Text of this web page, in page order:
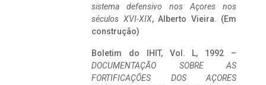
sistema defensivo nos Açores nos
séculos XVI-XIX, Alberto Vieira. (Em
construção)
Boletim do IHIT, Vol. L, 1992 –
DOCUMENTAÇÃO SOBRE AS
FORTIFICAÇÕES DOS AÇORES